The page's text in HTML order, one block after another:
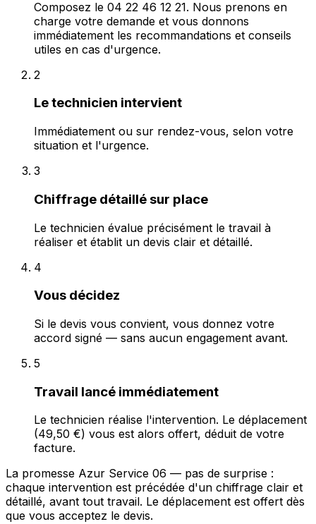
Composez le 04 22 46 12 21. Nous prenons en
charge votre demande et vous donnons
immédiatement les recommandations et conseils
utiles en cas d'urgence.
2
Le technicien intervient
Immédiatement ou sur rendez-vous, selon votre
situation et l'urgence.
3
Chiffrage détaillé sur place
Le technicien évalue précisément le travail à
réaliser et établit un devis clair et détaillé.
4
Vous décidez
Si le devis vous convient, vous donnez votre
accord signé — sans aucun engagement avant.
5
Travail lancé immédiatement
Le technicien réalise l'intervention. Le déplacement
(49,50 €) vous est alors offert, déduit de votre
facture.
La promesse Azur Service 06 — pas de surprise :
chaque intervention est précédée d'un chiffrage clair et
détaillé, avant tout travail. Le déplacement est offert dès
que vous acceptez le devis.